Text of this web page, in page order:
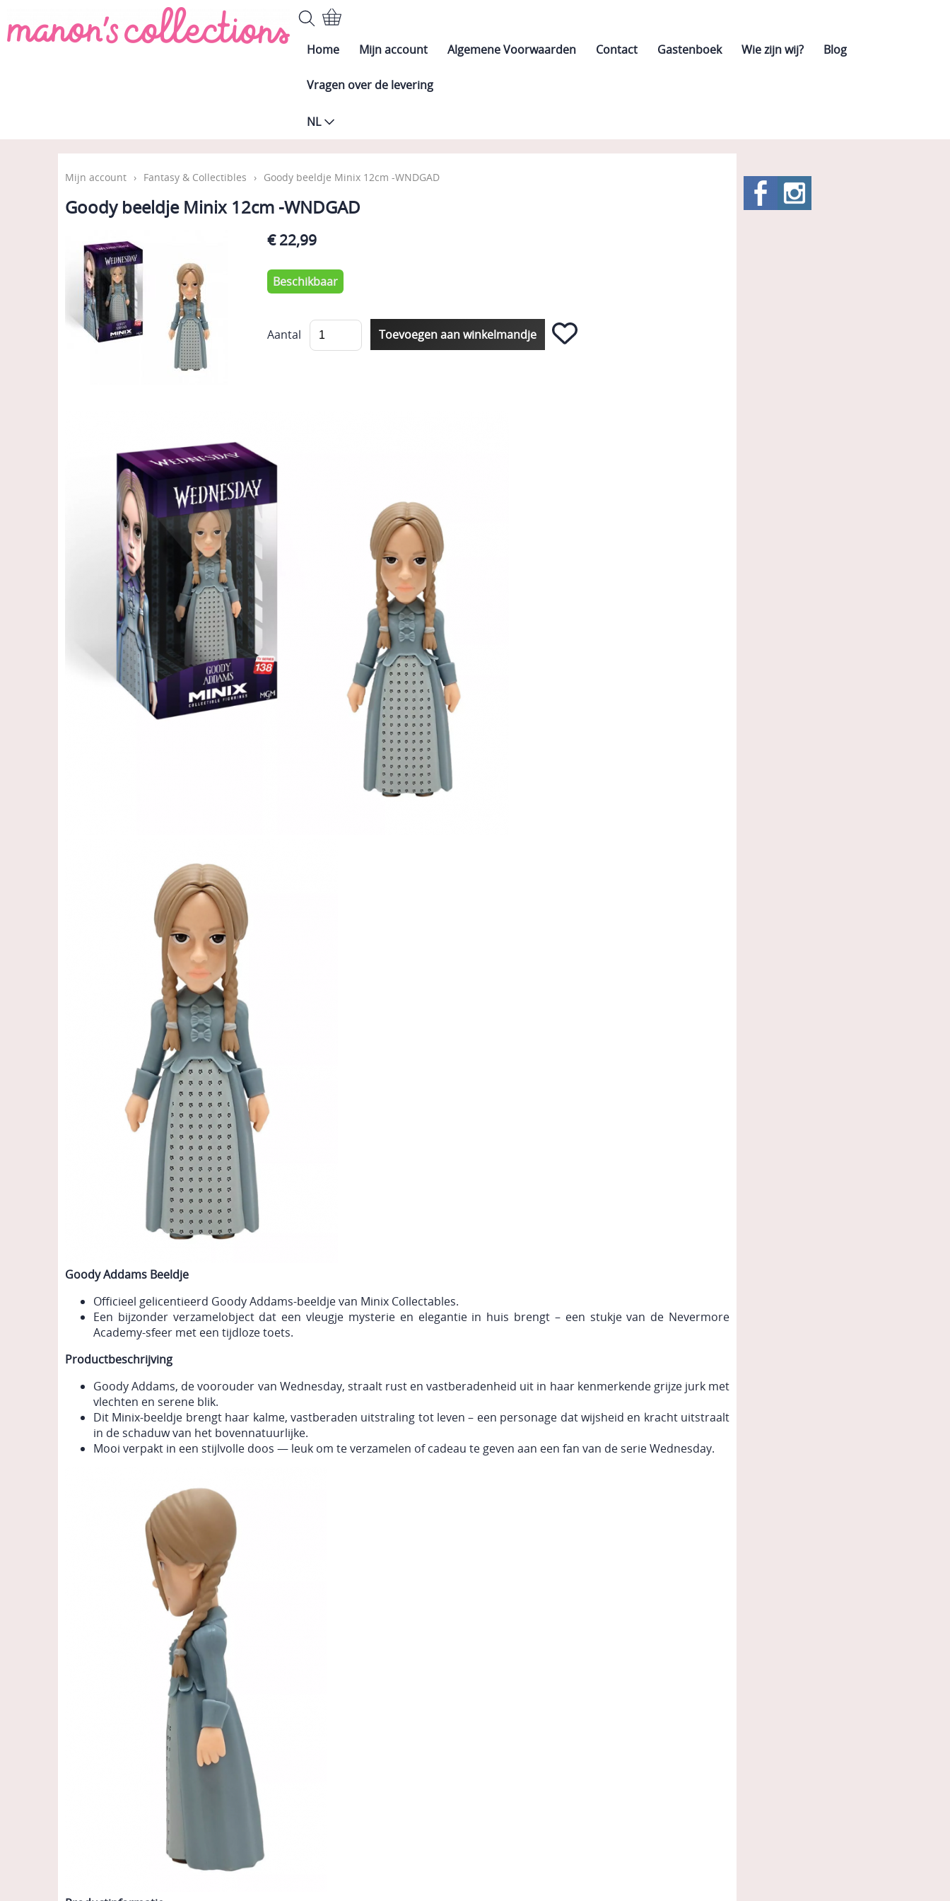
Home Mijn account Algemene Voorwaarden Contact Gastenboek Wie zijn wij? Blog
Vragen over de levering
NL
Mijn account › Fantasy & Collectibles › Goody beeldje Minix 12cm -WNDGAD
Goody beeldje Minix 12cm -WNDGAD
€ 22,99
Beschikbaar
Aantal
Goody Addams Beeldje
Officieel gelicentieerd Goody Addams-beeldje van Minix Collectables.
Een bijzonder verzamelobject dat een vleugje mysterie en elegantie in huis brengt – een stukje van de Nevermore
Academy-sfeer met een tijdloze toets.
Productbeschrijving
Goody Addams, de voorouder van Wednesday, straalt rust en vastberadenheid uit in haar kenmerkende grijze jurk met
vlechten en serene blik.
Dit Minix-beeldje brengt haar kalme, vastberaden uitstraling tot leven – een personage dat wijsheid en kracht uitstraalt
in de schaduw van het bovennatuurlijke.
Mooi verpakt in een stijlvolle doos — leuk om te verzamelen of cadeau te geven aan een fan van de serie Wednesday.